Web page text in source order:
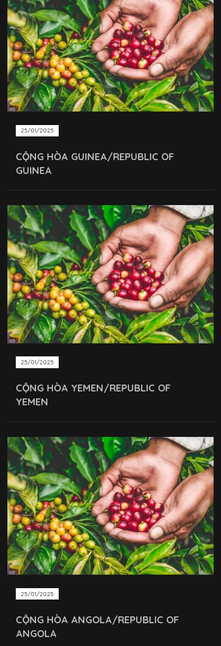
25/01/2025
CỘNG HÒA GUINEA/REPUBLIC OF
GUINEA
25/01/2025
CỘNG HÒA YEMEN/REPUBLIC OF
YEMEN
25/01/2025
CỘNG HÒA ANGOLA/REPUBLIC OF
ANGOLA